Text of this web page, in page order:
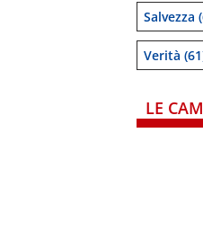
Salvezza
Verità
LE